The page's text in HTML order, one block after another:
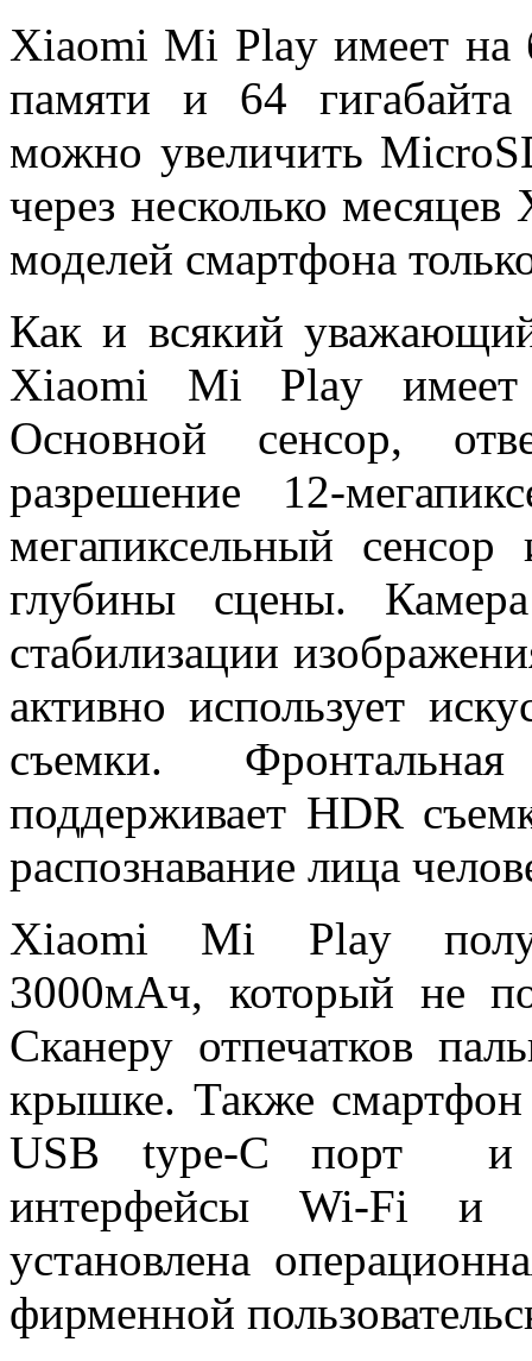
Xiaomi Mi Play имеет на
памяти и 64
можно увеличить
через несколько
моделей смартфона
Как и всякий
Xiaomi Mi Play имеет
Основной сенсор,
разрешение 12-
мегапиксельный сенсор
глубины сцены.
стабилизации
активно использует
съемки.
поддерживает HDR
распознавание лица
Xiaomi Mi Play
3000мАч, который не
Сканеру отпечатков
крышке. Также смартфон
USB type-C порт и
интерфейсы Wi-Fi и
установлена
фирменной